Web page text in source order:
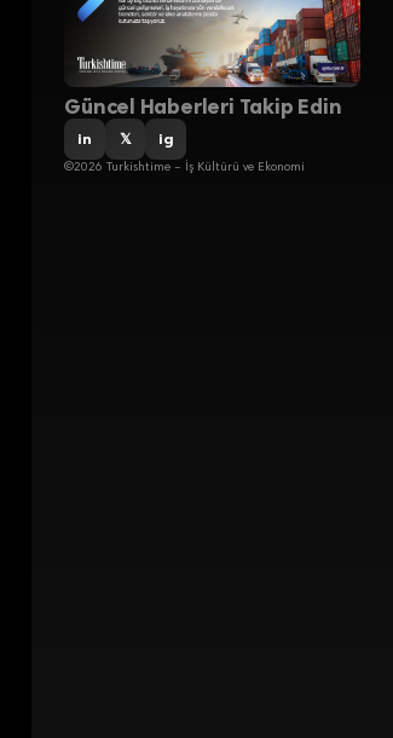
Güncel Haberleri Takip Edin
in 𝕏 ig
©2026 Turkishtime – İş Kültürü ve Ekonomi